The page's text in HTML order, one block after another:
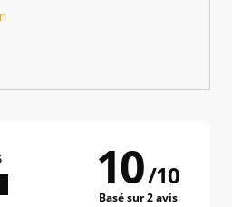
10/10
Basé sur 2 avis